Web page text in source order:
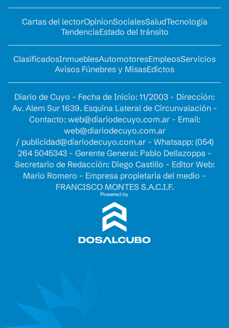
Cartas del lectorOpinionSocialesSaludTecnología
TendenciaEstado del tránsito
ClasificadosInmueblesAutomotoresEmpleosServicios
Avisos Fúnebres y MisasEdictos
Diario de Cuyo - Fecha de Inicio: 11/2003 - Dirección:
Av. Alem Sur 1639. Esquina Lateral de Circunvalación -
Contacto: web@diariodecuyo.com.ar- Email:
web@diariodecuyo.com.ar
/ publicidad@diariodecuyo.com.ar- Whatsapp: (054)
264 5045343 - Gerente General: Pablo Dellazoppa -
Secretario de Redacción: Diego Castillo - Editor Web:
Mario Romero - Empresa propietaria del medio -
FRANCISCO MONTES S.A.C.I.F.